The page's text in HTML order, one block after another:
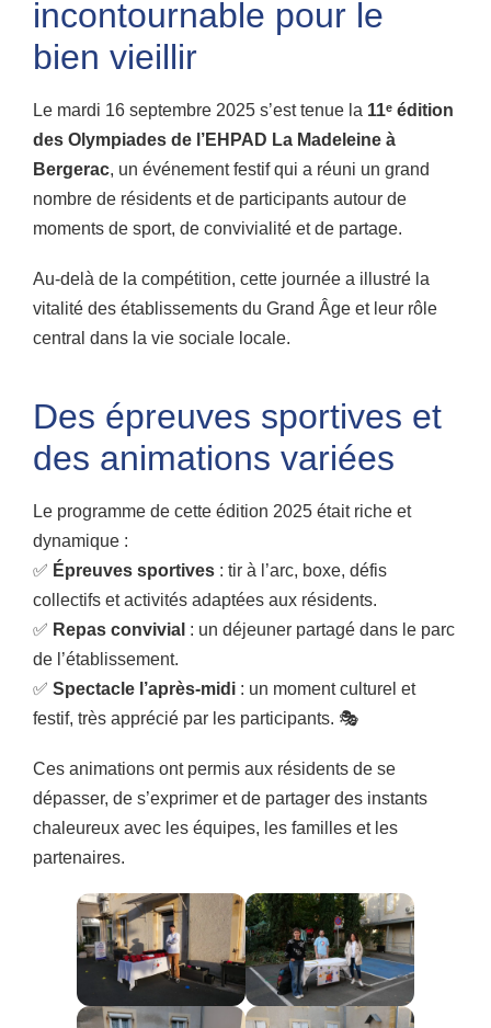
incontournable pour le
bien vieillir
Le mardi 16 septembre 2025 s’est tenue la 11ᵉ édition
des Olympiades de l’EHPAD La Madeleine à
Bergerac, un événement festif qui a réuni un grand
nombre de résidents et de participants autour de
moments de sport, de convivialité et de partage.
Au-delà de la compétition, cette journée a illustré la
vitalité des établissements du Grand Âge et leur rôle
central dans la vie sociale locale.
Des épreuves sportives et
des animations variées
Le programme de cette édition 2025 était riche et
dynamique :
✅ Épreuves sportives : tir à l’arc, boxe, défis
collectifs et activités adaptées aux résidents.
✅ Repas convivial : un déjeuner partagé dans le parc
de l’établissement.
✅ Spectacle l’après-midi : un moment culturel et
festif, très apprécié par les participants. 🎭
Ces animations ont permis aux résidents de se
dépasser, de s’exprimer et de partager des instants
chaleureux avec les équipes, les familles et les
partenaires.